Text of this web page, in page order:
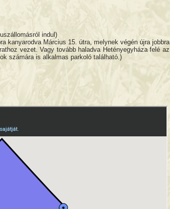
indul)
kanyarodva Március 15. útra, melynek végén újra jobbra
vezet. Vagy tovább haladva Hetényegyháza felé az
számára is alkalmas parkoló található.)